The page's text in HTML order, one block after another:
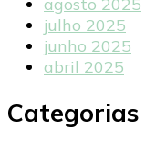
julho 2025
junho 2025
abril 2025
Categorias